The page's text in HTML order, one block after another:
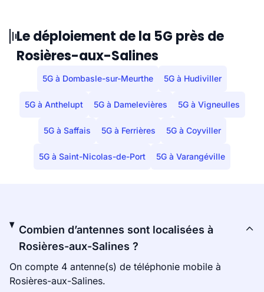
Le déploiement de la 5G près de
Rosières-aux-Salines
5G à Dombasle-sur-Meurthe 5G à Hudiviller
5G à Anthelupt 5G à Damelevières 5G à Vigneulles
5G à Saffais 5G à Ferrières 5G à Coyviller
5G à Saint-Nicolas-de-Port 5G à Varangéville
Combien d’antennes sont localisées à
Rosières-aux-Salines ?
On compte 4 antenne(s) de téléphonie mobile à
Rosières-aux-Salines.